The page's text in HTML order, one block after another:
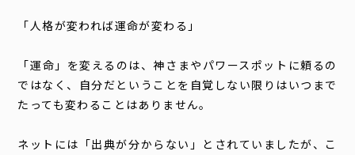
「人格が変われば運命が変わる」
「運命」を変えるのは、神さまやパワースポットに頼るの
ではなく、自分だということを自覚しない限りはいつまで
たっても変わることはありません。
ネットには「出典が分からない」とされていましたが、 こ